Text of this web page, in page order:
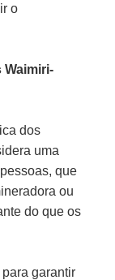
o
Waimiri-
dos
uma
que
ou
do que os
garantir